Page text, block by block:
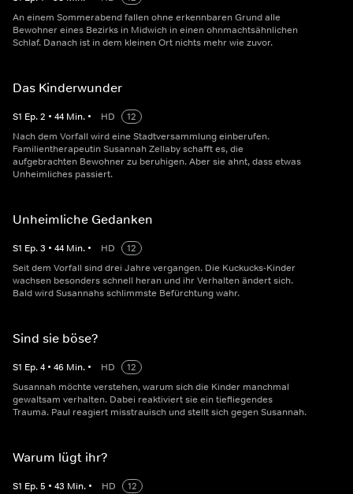
An einem Sommerabend fallen ohne erkennbaren Grund alle
Bewohner eines Bezirks in Midwich in einen ohnmachtsähnlichen
Schlaf. Danach ist in dem kleinen Ort nichts mehr wie zuvor.
Das Kinderwunder
S1 Ep.2 • 44 Min. • HD
12
Nach dem Vorfall wird eine Stadtversammlung einberufen.
Familientherapeutin Susannah Zellaby schafft es, die
aufgebrachten Bewohner zu beruhigen. Aber sie ahnt, dass etwas
Unheimliches passiert.
Unheimliche Gedanken
S1 Ep.3 • 44 Min. • HD
12
Seit dem Vorfall sind drei Jahre vergangen. Die Kuckucks-Kinder
wachsen besonders schnell heran und ihr Verhalten ändert sich.
Bald wird Susannahs schlimmste Befürchtung wahr.
Sind sie böse?
S1 Ep.4 • 46 Min. • HD
12
Susannah möchte verstehen, warum sich die Kinder manchmal
gewaltsam verhalten. Dabei reaktiviert sie ein tiefliegendes
Trauma. Paul reagiert misstrauisch und stellt sich gegen Susannah.
Warum lügt ihr?
S1 Ep.5 • 43 Min. • HD
12